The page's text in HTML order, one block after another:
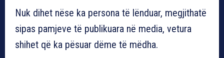
Nuk dihet nëse ka persona të lënduar, megjithatë
sipas pamjeve të publikuara në media, vetura
shihet që ka pësuar dëme të mëdha.